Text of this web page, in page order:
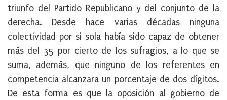
triunfo del Partido Republicano y del conjunto de la
derecha. Desde hace varias décadas ninguna
colectividad por si sola había sido capaz de obtener
más del 35 por cierto de los sufragios, a lo que se
suma, además, que ninguno de los referentes en
competencia alcanzara un porcentaje de dos dígitos.
De esta forma es que la oposición al gobierno de